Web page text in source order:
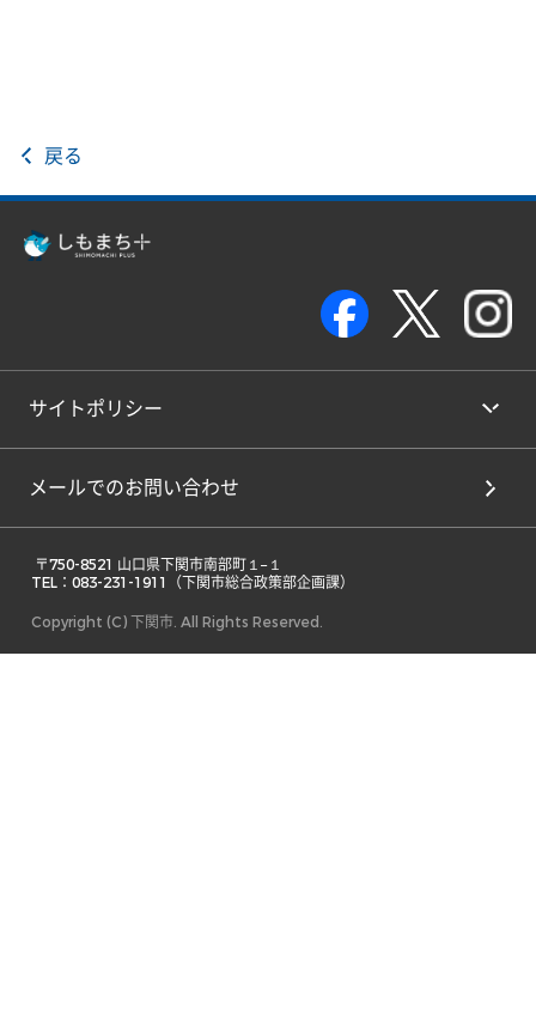
戻る
サイトポリシー
メールでのお問い合わせ
TEL：083-231-1911（下関市総合政策部企画課）
Copyright (C) 下関市. All Rights Reserved.